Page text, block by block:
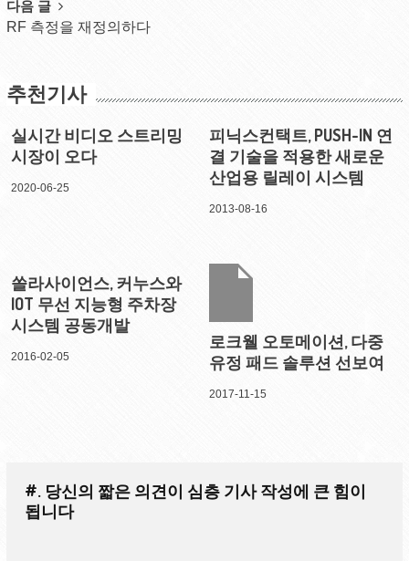
다음 글
RF 측정을 재정의하다
추천기사
실시간 비디오 스트리밍
시장이 오다
2020-06-25
피닉스컨택트, PUSH-IN 연
결 기술을 적용한 새로운
산업용 릴레이 시스템
2013-08-16
쏠라사이언스, 커누스와
IOT 무선 지능형 주차장
시스템 공동개발
2016-02-05
로크웰 오토메이션, 다중
유정 패드 솔루션 선보여
2017-11-15
#. 당신의 짧은 의견이 심층 기사 작성에 큰 힘이
됩니다